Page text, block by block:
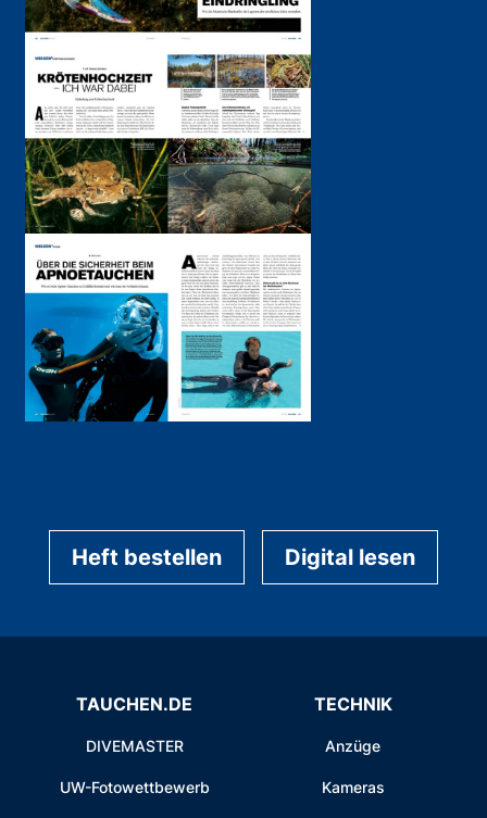
Heft bestellen Digital lesen
TAUCHEN.DE
DIVEMASTER
UW-Fotowettbewerb
TECHNIK
Anzüge
Kameras